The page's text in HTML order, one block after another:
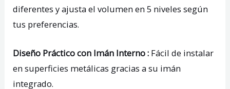
diferentes y ajusta el volumen en 5 niveles según
tus preferencias.
Diseño Práctico con Imán Interno : Fácil de instalar
en superficies metálicas gracias a su imán
integrado.